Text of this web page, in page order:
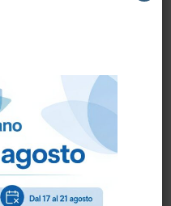
0172 478161oppure
.
a disposizione.